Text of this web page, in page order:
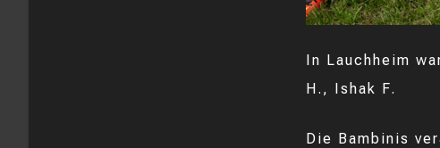
In Lauchheim
H., Ishak F.
Die Bambinis